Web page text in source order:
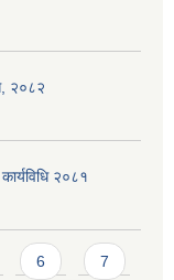
२०८२
२०८१
6 7